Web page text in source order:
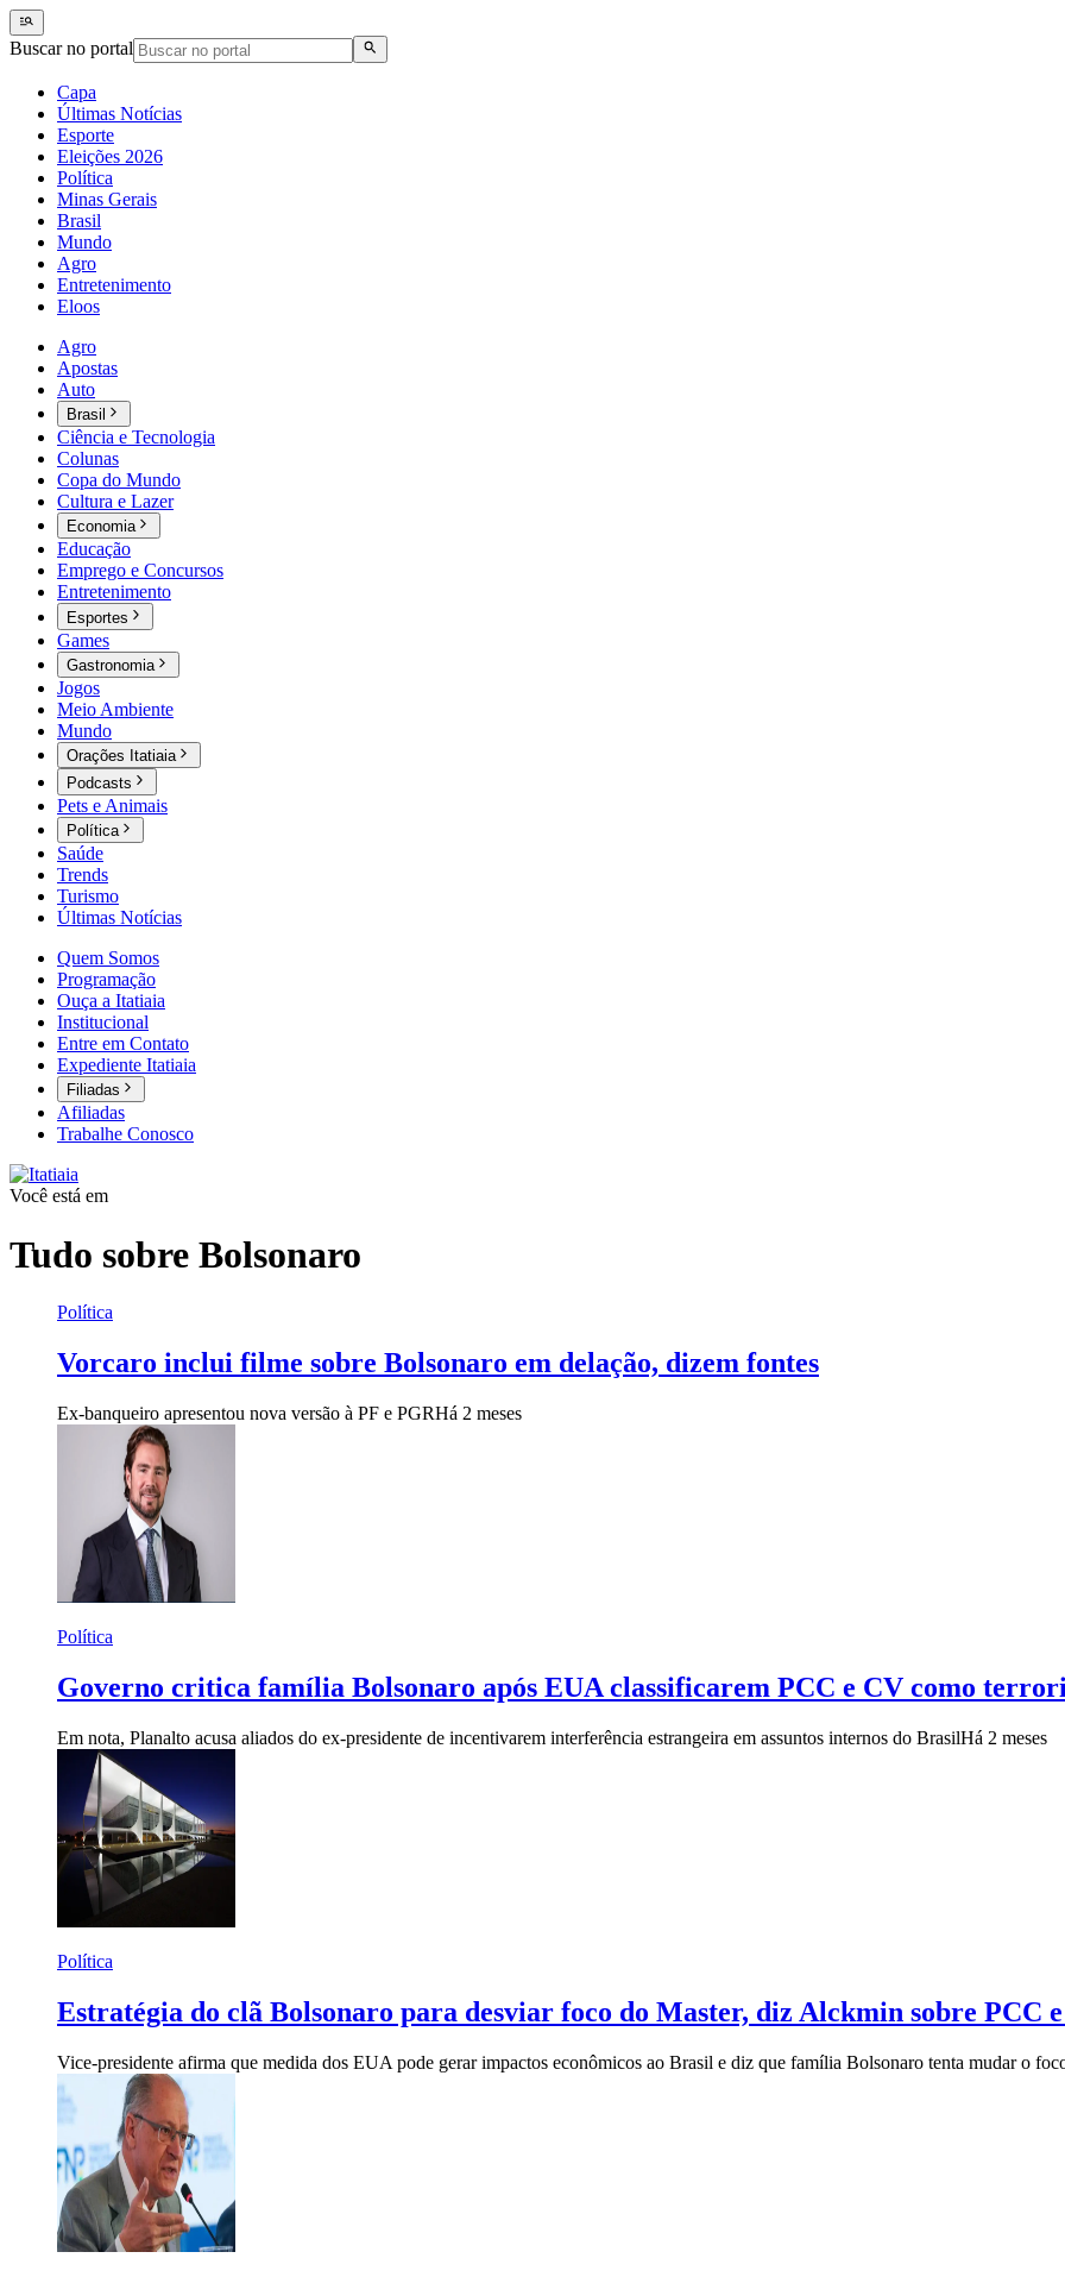
Buscar no portal
Capa
Últimas Notícias
Esporte
Eleições 2026
Política
Minas Gerais
Brasil
Mundo
Agro
Entretenimento
Eloos
Agro
Apostas
Auto
Brasil
Ciência e Tecnologia
Colunas
Copa do Mundo
Cultura e Lazer
Economia
Educação
Emprego e Concursos
Entretenimento
Esportes
Games
Gastronomia
Jogos
Meio Ambiente
Mundo
Orações Itatiaia
Podcasts
Pets e Animais
Política
Saúde
Trends
Turismo
Últimas Notícias
Quem Somos
Programação
Ouça a Itatiaia
Institucional
Entre em Contato
Expediente Itatiaia
Filiadas
Afiliadas
Trabalhe Conosco
Você está em
Tudo sobre Bolsonaro
Política
Vorcaro inclui filme sobre Bolsonaro em delação, dizem fontes
Ex-banqueiro apresentou nova versão à PF e PGRHá 2 meses
Política
Governo critica família Bolsonaro após EUA classificarem PCC e CV como
Em nota, Planalto acusa aliados do ex-presidente de incentivarem interferência estrangeira em assuntos internos do BrasilHá 2 meses
Política
Estratégia do clã Bolsonaro para desviar foco do Master, diz Alckmin sobre PCC
Vice-presidente afirma que medida dos EUA pode gerar impactos econômicos ao Brasil e diz que família Bolsonaro tenta mudar o